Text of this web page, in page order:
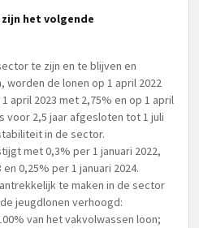
het volgende
te zijn en te blijven en
de lonen op 1 april 2022
april 2023 met 2,75% en op 1 april
voor 2,5 jaar afgesloten tot 1 juli
in de sector.
met 0,3% per 1 januari 2022,
0,25% per 1 januari 2024.
te maken in de sector
jeugdlonen verhoogd:
van het vakvolwassen loon;